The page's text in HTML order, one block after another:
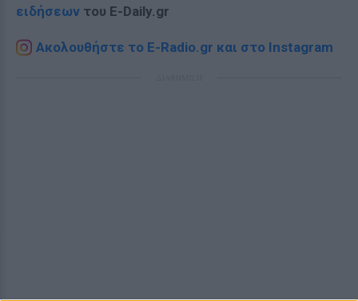
ειδήσεων του E-Daily.gr
Ακολουθήστε το E-Radio.gr και στο Instagram